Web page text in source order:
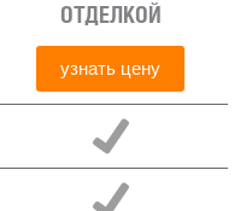
ОТДЕЛКОЙ
узнать цену